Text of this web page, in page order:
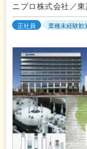
ニプロ株式会社／
正社員 業種未経験歓